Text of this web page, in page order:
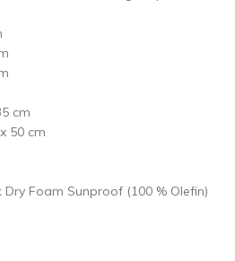
cm
50 cm
Dry Foam Sunproof (100 % Olefin)